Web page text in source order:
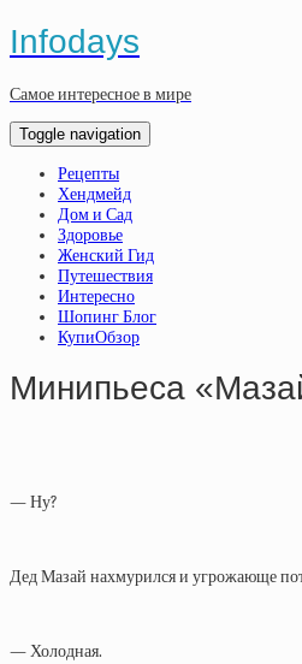
Infodays
Самое интересное в мире
Toggle navigation
Рецепты
Хендмейд
Дом и Сад
Здоровье
Женский Гид
Путешествия
Интересно
Шопинг Блог
КупиОбзор
Минипьеса
— Ну?
Дед Мазай нахмурился и угрожающе
— Холодная.